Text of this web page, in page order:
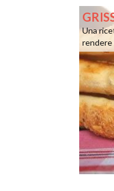
Una
rendere